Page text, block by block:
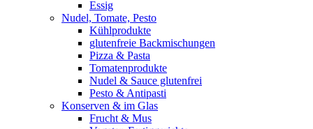
Essig
Nudel, Tomate, Pesto
Kühlprodukte
glutenfreie Backmischungen
Pizza & Pasta
Tomatenprodukte
Nudel & Sauce glutenfrei
Pesto & Antipasti
Konserven & im Glas
Frucht & Mus